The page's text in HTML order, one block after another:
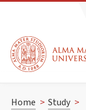
Home > Study >